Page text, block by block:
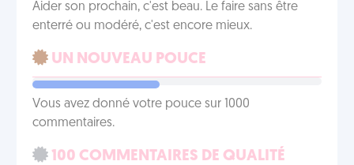
Aider son prochain, c'est beau. Le faire sans être
enterré ou modéré, c'est encore mieux.
UN NOUVEAU POUCE
Vous avez donné votre pouce sur 1000
commentaires.
100 COMMENTAIRES DE QUALITÉ